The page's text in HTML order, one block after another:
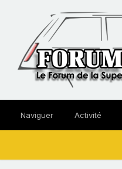
Naviguer Activité